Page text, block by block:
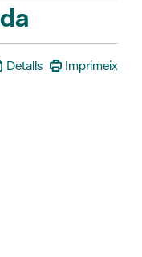
Detalls
Imprimeix